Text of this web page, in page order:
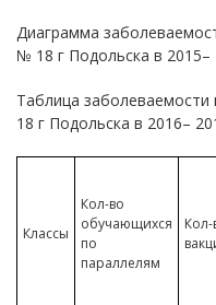
Диаграмма
№ 18 г Подольска в 2015–
Таблица
18 г Подольска в 2016–
Классы
Кол-во
обучающихся
по
параллелям
Кол-